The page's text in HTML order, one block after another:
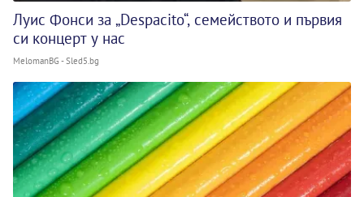
Луис Фонси за „Despacito“, семейството и първия
си концерт у нас
MelomanBG - Sled5.bg